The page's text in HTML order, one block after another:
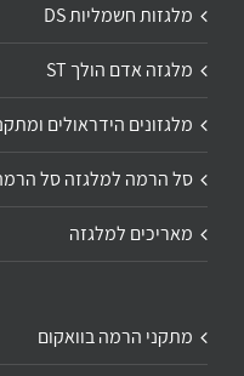
מלגזות חשמליות DS
מלגזה אדם הולך ST
מלגזונים הידראולים
סל הרמה למלגזה סל
מאריכים למלגזה
מתקני הרמה בוואקום